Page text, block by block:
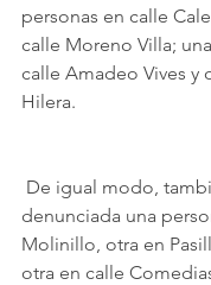
personas en calle
calle Moreno Villa;
calle Amadeo Vives y
Hilera.
denunciada una
Molinillo, otra en
otra en calle